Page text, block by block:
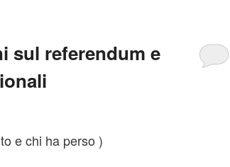
sul referendum e
e chi ha perso )